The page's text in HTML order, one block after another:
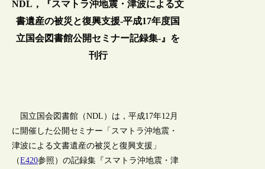
NDL，『スマトラ沖地震・津波による文
書遺産の被災と復興支援‐平成17年度国
立国会図書館公開セミナー記録集‐』を
刊行
国立国会図書館（NDL）は，平成17年12月
に開催した公開セミナー「スマトラ沖地震・
津波による文書遺産の被災と復興支援」
（E420参照）の記録集『スマトラ沖地震・津